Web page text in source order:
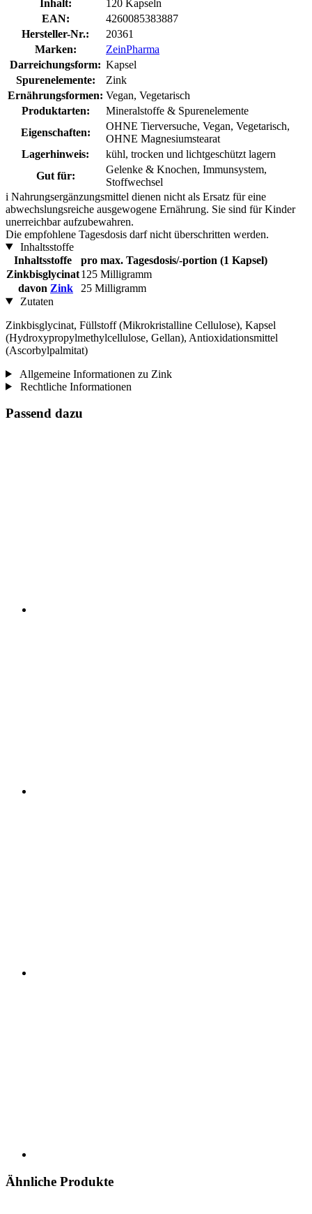
Inhalt:
120 Kapseln
EAN:
4260085383887
Hersteller-Nr.:
20361
Marken:
ZeinPharma
Darreichungsform: Kapsel
Spurenelemente:
Zink
Ernährungsformen: Vegan, Vegetarisch
Produktarten:
Mineralstoffe & Spurenelemente
Eigenschaften:
OHNE Tierversuche, Vegan, Vegetarisch,
OHNE Magnesiumstearat
Lagerhinweis:
kühl, trocken und lichtgeschützt lagern
Gut für:
Gelenke & Knochen, Immunsystem,
Stoffwechsel
i Nahrungsergänzungsmittel dienen nicht als Ersatz für eine
abwechslungsreiche ausgewogene Ernährung. Sie sind für Kinder
unerreichbar aufzubewahren.
Die empfohlene Tagesdosis darf nicht überschritten werden.
Inhaltsstoffe
Inhaltsstoffe
pro max. Tagesdosis/-portion (1 Kapsel)
Zinkbisglycinat125 Milligramm
davon Zink
25 Milligramm
Zutaten
Zinkbisglycinat, Füllstoff (Mikrokristalline Cellulose), Kapsel
(Hydroxypropylmethylcellulose, Gellan), Antioxidationsmittel
(Ascorbylpalmitat)
Allgemeine Informationen zu Zink
Rechtliche Informationen
Passend dazu
Ähnliche Produkte